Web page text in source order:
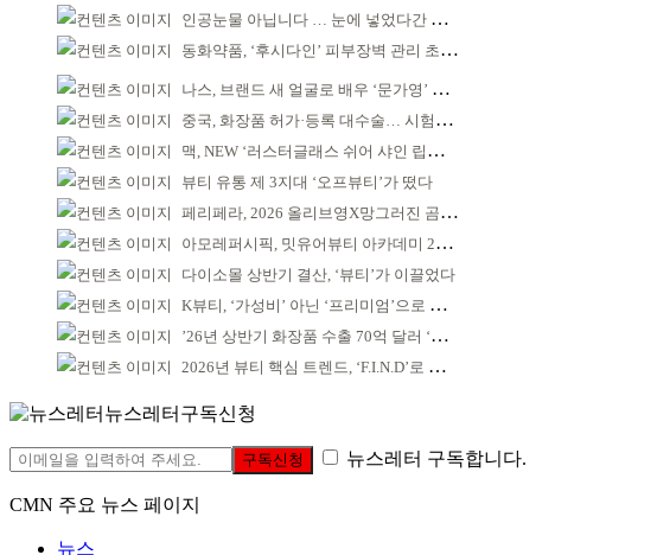
인공눈물 아닙니다 … 눈에 넣었다간 각막 손상
동화약품, ‘후시다인’ 피부장벽 관리 초점 ‘리브랜딩’
나스, 브랜드 새 얼굴로 배우 ‘문가영’ 발탁
중국, 화장품 허가·등록 대수술… 시험자료 공용 허용
맥, NEW ‘러스터글래스 쉬어 샤인 립스틱’ 출시
뷰티 유통 제 3지대 ‘오프뷰티’가 떴다
페리페라, 2026 올리브영X망그러진 곰 콜라보
아모레퍼시픽, 밋유어뷰티 아카데미 2기 발대식
다이소몰 상반기 결산, ‘뷰티’가 이끌었다
K뷰티, ‘가성비’ 아닌 ‘프리미엄’으로 승부걸어야
’26년 상반기 화장품 수출 70억 달러 ‘역대 최고’
2026년 뷰티 핵심 트렌드, ‘F.I.N.D’로 읽는다
뉴스레터구독신청
구독신청 뉴스레터 구독합니다.
CMN 주요 뉴스 페이지
뉴스